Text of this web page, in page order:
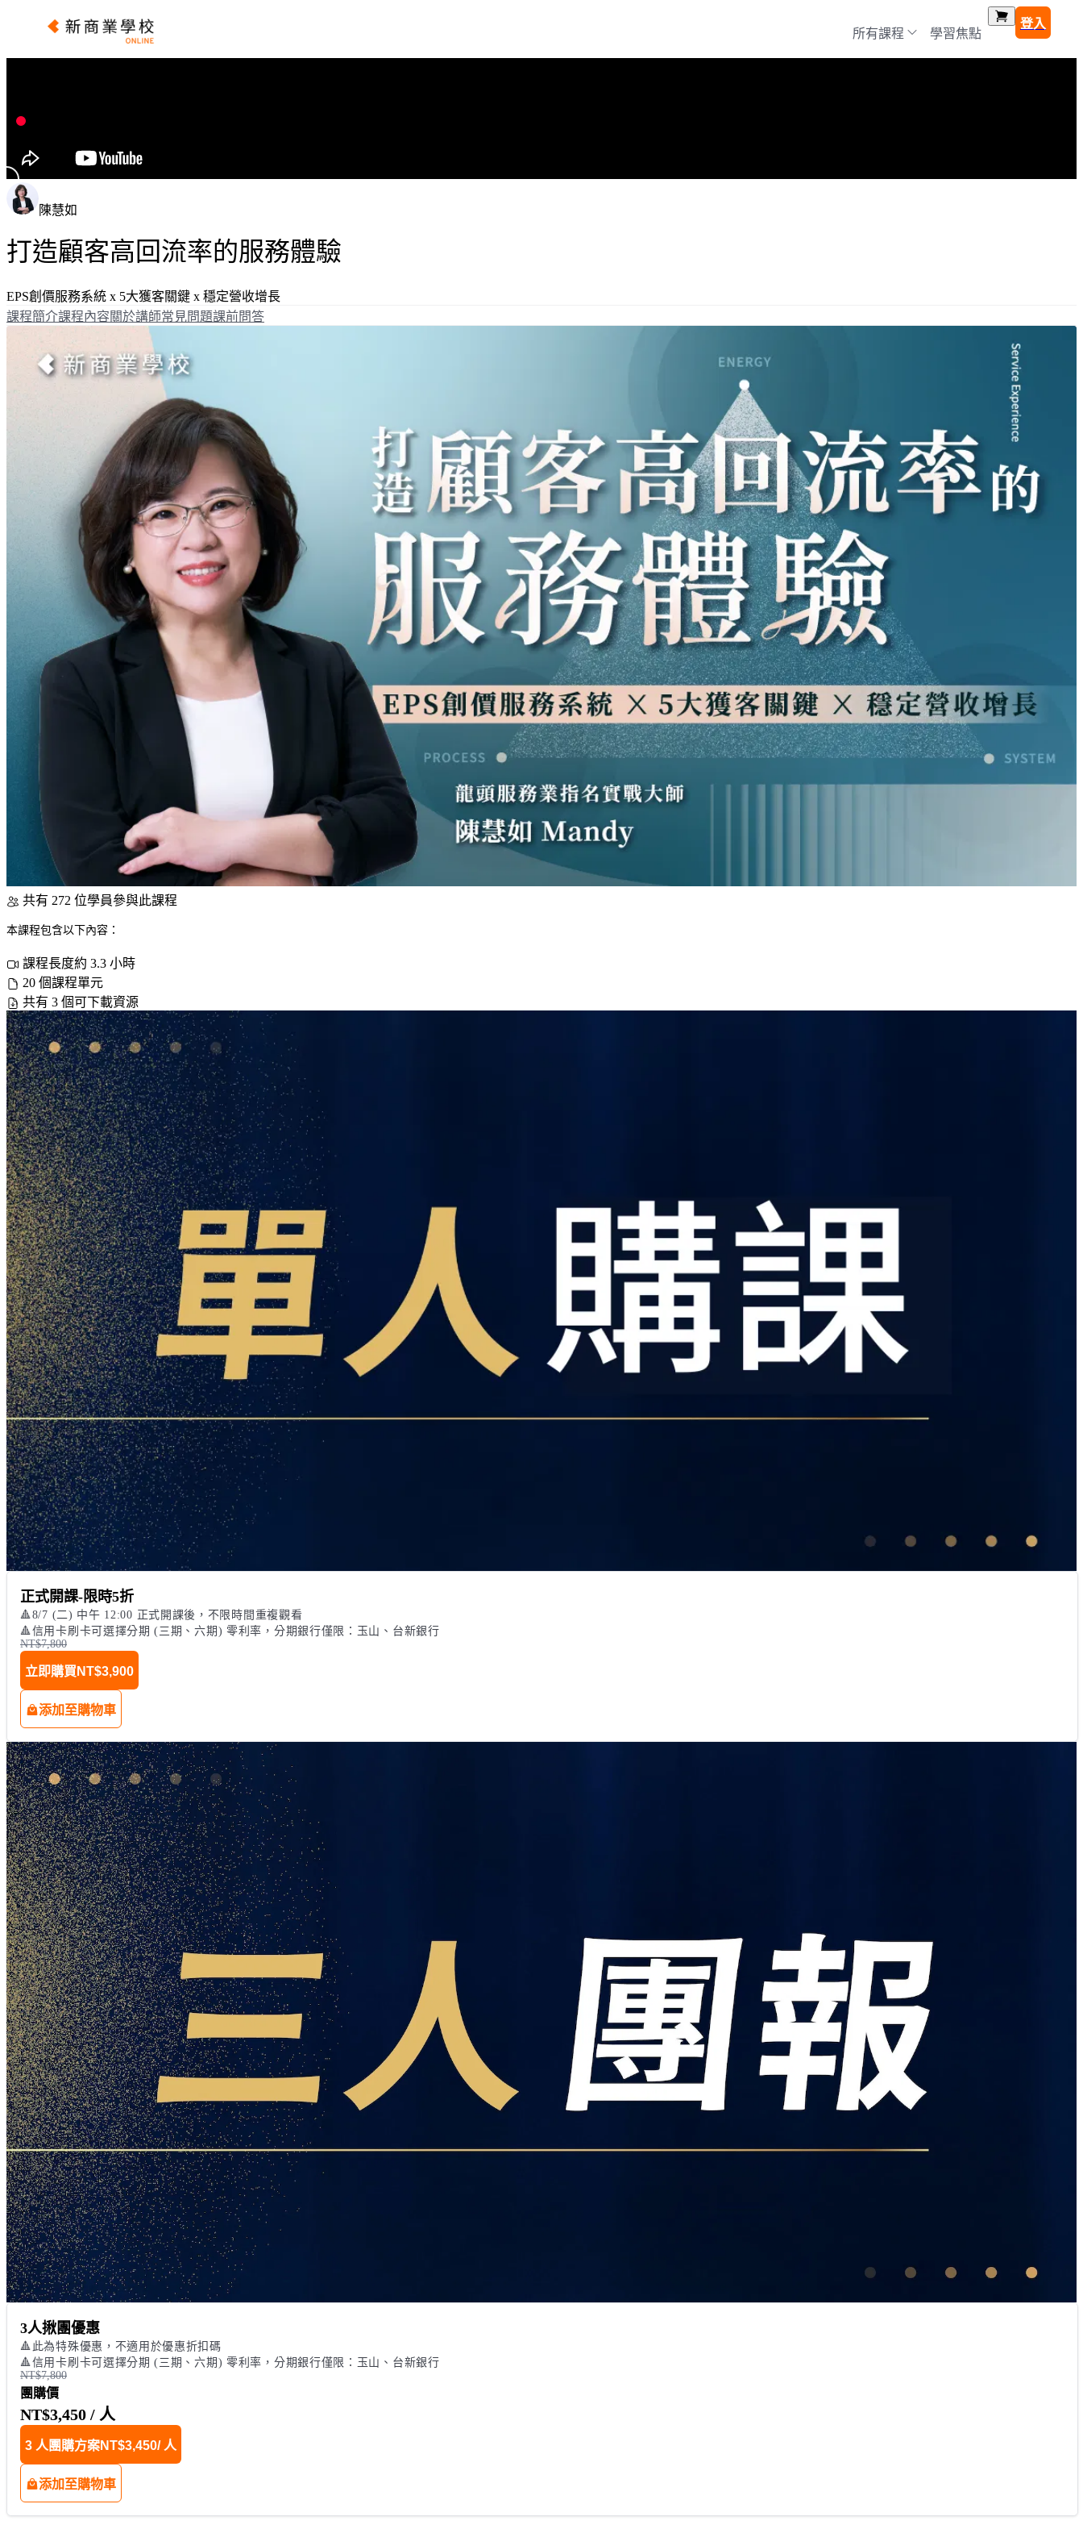
所有課程 學習焦點
登入
陳慧如
打造顧客高回流率的服務體驗
EPS創價服務系統 x 5大獲客關鍵 x 穩定營收增長
課程簡介課程內容關於講師常見問題課前問答
共有 272 位學員參與此課程
本課程包含以下內容：
課程長度約 3.3 小時
20 個課程單元
共有 3 個可下載資源
正式開課-限時5折
🔺8/7 (二) 中午 12:00 正式開課後，不限時間重複觀看
🔺信用卡刷卡可選擇分期 (三期、六期) 零利率，分期銀行僅限：玉山、台新銀行
NT$7,800
立即購買 NT$3,900
添加至購物車
3人揪團優惠
🔺此為特殊優惠，不適用於優惠折扣碼
🔺信用卡刷卡可選擇分期 (三期、六期) 零利率，分期銀行僅限：玉山、台新銀行
NT$7,800
團購價
NT$3,450 / 人
3 人團購方案NT$3,450/ 人
添加至購物車